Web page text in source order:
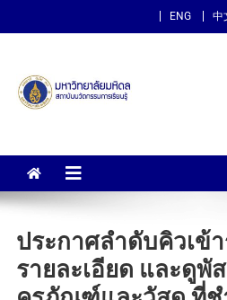
ENG 中
สถาบันนวัตกรร
ประกาศลำดับคิวเข้
รายละเอียด และดูพั